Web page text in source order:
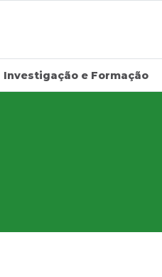
Investigação e Formação